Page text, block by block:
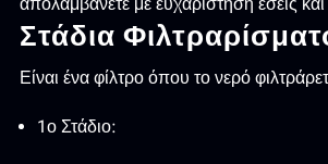
Στάδια
Είναι ένα φίλτρο όπου το νερό
1ο Στάδιο: